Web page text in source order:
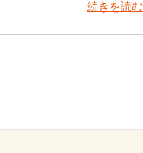
続きを読む